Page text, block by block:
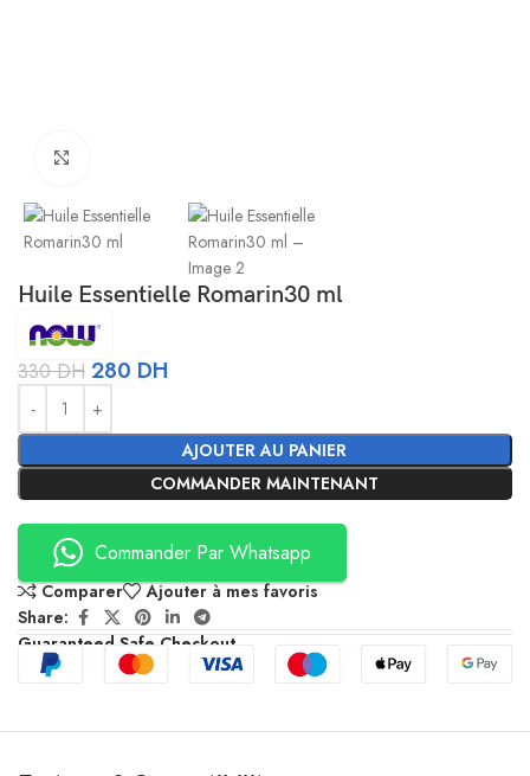
Huile Essentielle Romarin30 ml
330DH 280 DH
AJOUTER AU PANIER
COMMANDER MAINTENANT
Alternative:
Commander Par Whatsapp
Comparer
Ajouter à mes favoris
Share:
Guaranteed Safe Checkout